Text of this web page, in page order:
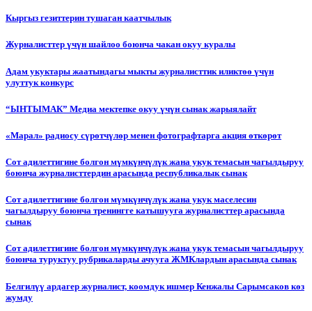
Кыргыз гезиттерин тушаган каатчылык
Журналисттер үчүн шайлоо боюнча чакан окуу куралы
Адам укуктары жаатындагы мыкты журналисттик иликтөө үчүн
улуттук конкурс
“ЫНТЫМАК” Медиа мектепке окуу үчүн сынак жарыялайт
«Марал» радиосу сүрөтчүлөр менен фотографтарга акция өткөрөт
Сот адилеттигине болгон мүмкүнчүлүк жана укук темасын чагылдыруу
боюнча журналисттердин арасында республикалык сынак
Сот адилеттигине болгон мүмкүнчүлүк жана укук маселесин
чагылдыруу боюнча тренингге катышууга журналисттер арасында
сынак
Сот адилеттигине болгон мүмкүнчүлүк жана укук темасын чагылдыруу
боюнча туруктуу рубрикаларды ачууга ЖМКлардын арасында сынак
Белгилүү ардагер журналист, коомдук ишмер Кенжалы Сарымсаков көз
жумду